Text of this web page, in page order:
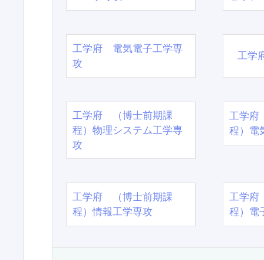
工学府 電気電子工学専
攻
工学
工学府 （博士前期課
程）物理システム工学専
攻
工学
程）電
工学府 （博士前期課
程）情報工学専攻
工学
程）電